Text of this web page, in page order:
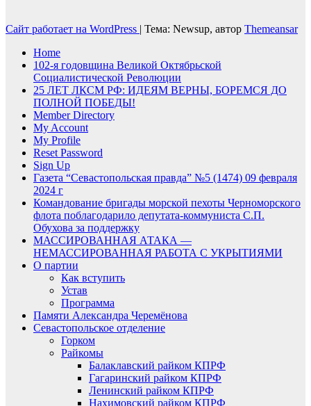
Сайт работает на WordPress | Тема: Newsup, автор Themeansar
Home
102-я годовщина Великой Октябрьской
Социалистической Революции
25 ЛЕТ ЛКСМ РФ: ИДЕЯМ ВЕРНЫ, БОРЕМСЯ ДО
ПОЛНОЙ ПОБЕДЫ!
Member Directory
My Account
My Profile
Reset Password
Sign Up
Газета “Севастопольская правда” №5 (1474) 09 февраля
2024 г
Командование бригады морской пехоты Черноморского
флота поблагодарило депутата-коммуниста С.П.
Обухова за поддержку
МАССИРОВАННАЯ АТАКА —
НЕМАССИРОВАННАЯ РАБОТА С УКРЫТИЯМИ
О партии
Как вступить
Устав
Программа
Памяти Александра Черемёнова
Севастопольское отделение
Горком
Райкомы
Балаклавский райком КПРФ
Гагаринский райком КПРФ
Ленинский райком КПРФ
Нахимовский райком КПРФ